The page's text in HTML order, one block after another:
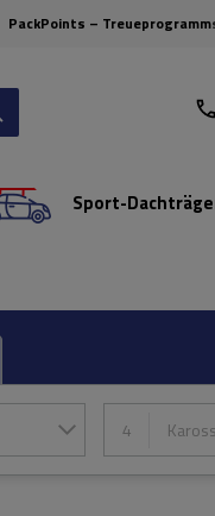
PackPoints – Treueprogramm
Sport-
4